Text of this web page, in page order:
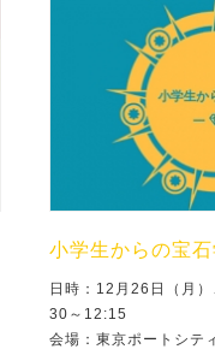
小学生からの宝
日時：12月26日（月
30～12:15
会場：東京ポートシテ